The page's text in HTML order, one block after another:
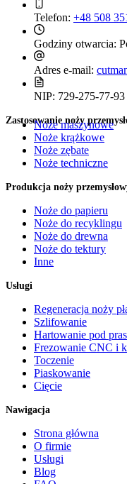
Telefon: +48 508
Godziny otwarcia:
Adres e-mail:
NIP: 729-275-77-93
Zastosowanie noży
Noże maszynowe
Noże krążkowe
Noże zębate
Noże techniczne
Produkcja noży
Noże do papieru
Noże do recyklingu
Noże do drewna
Noże do tektury
Inne
Usługi
Regeneracja noży
Szlifowanie
Hartowanie pod
Frezowanie CNC i
Toczenie
Piaskowanie
Cięcie
Nawigacja
Strona główna
O firmie
Usługi
Blog